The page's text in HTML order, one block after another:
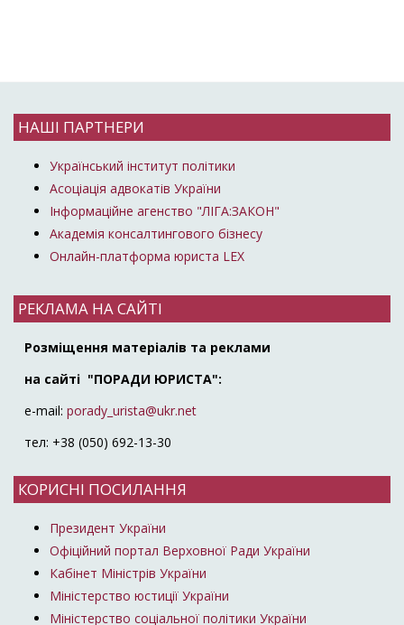
НАШІ ПАРТНЕРИ
Український інститут політики
Асоціація адвокатів України
Інформаційне агенство "ЛІГА:ЗАКОН"
Академія консалтингового бізнесу
Онлайн-платформа юриста LEX
РЕКЛАМА НА САЙТІ
Розміщення матеріалів та реклами
на сайті "ПОРАДИ ЮРИСТА":
e-mail: porady_urista@ukr.net
тел: +38 (050) 692-13-30
КОРИСНІ ПОСИЛАННЯ
Президент України
Офіційний портал Верховної Ради України
Кабінет Міністрів України
Міністерство юстиції України
Міністерство соціальної політики України